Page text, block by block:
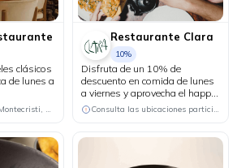
clásicos
de lunes a
Portoviejo, Manta, Montecristi, Chone
Restaurante Clara
10%
Disfruta de un 10% de
descuento en comida de lunes
a viernes y aprovecha el happy
hour 3x2 en cócteles del día, de
lunes a jueves.
Consulta las ubicaciones participantes